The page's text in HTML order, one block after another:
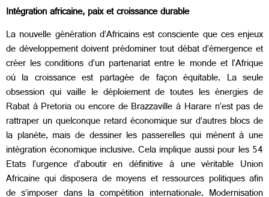
Intégration africaine, paix et croissance durable
La nouvelle génération d’Africains est consciente que ces enjeux
de développement doivent prédominer tout débat d’émergence et
créer les conditions d’un partenariat entre le monde et l’Afrique
où la croissance est partagée de façon équitable. La seule
obsession qui vaille le déploiement de toutes les énergies de
Rabat à Pretoria ou encore de Brazzaville à Harare n’est pas de
rattraper un quelconque retard économique sur d’autres blocs de
la planète, mais de dessiner les passerelles qui mènent à une
intégration économique inclusive. Cela implique aussi pour les 54
Etats l’urgence d’aboutir en définitive à une véritable Union
Africaine qui disposera de moyens et ressources politiques afin